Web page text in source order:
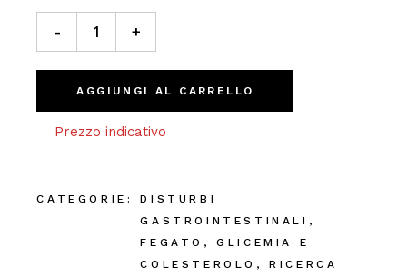
ORIGINALE
ERA:
€21.90.
ATTUALE
€19.71.
Berberina 60cps quantity
- +
AGGIUNGI AL CARRELLO
Prezzo indicativo
CATEGORIE:
DISTURBI
GASTROINTESTINALI ,
FEGATO ,GLICEMIA E
COLESTEROLO ,RICERCA